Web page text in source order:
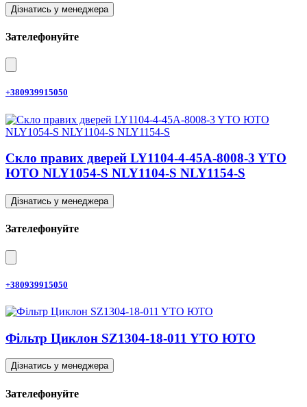
Дізнатись у менеджера
Зателефонуйте
+380939915050
Скло правих дверей LY1104-4-45A-8008-3 YTO
ЮТО NLY1054-S NLY1104-S NLY1154-S
Дізнатись у менеджера
Зателефонуйте
+380939915050
Фільтр Циклон SZ1304-18-011 YTO ЮТО
Дізнатись у менеджера
Зателефонуйте